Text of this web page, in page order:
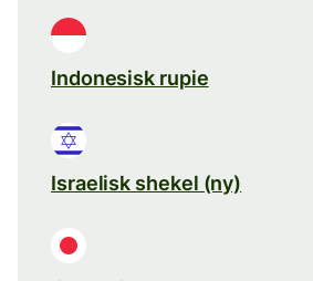
Indonesisk rupie
Israelisk shekel (ny)